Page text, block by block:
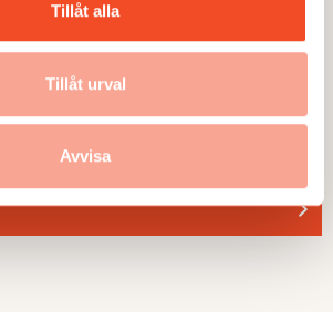
Tillåt alla
Tillåt urval
Avvisa